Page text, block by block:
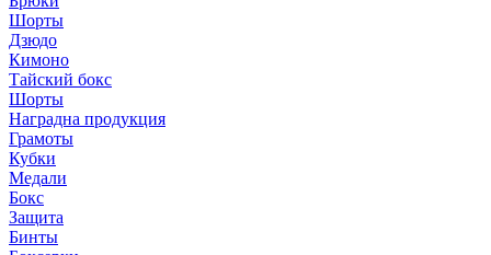
Шорты
Дзюдо
Кимоно
Тайский бокс
Шорты
Наградна продукция
Грамоты
Кубки
Медали
Бокс
Защита
Бинты